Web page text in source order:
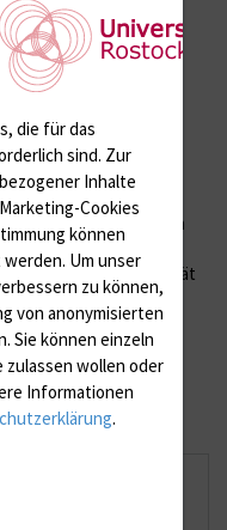
startet
"Garten und
im Hörsaal Arno Esch
des Botanischen
Botanik und Biodiversität
Zuhörer unter…
die für das
sind. Zur
Inhalte
Cookies
können
Um unser
zu können,
von anonymisierten
Sie können einzeln
zulassen wollen oder
Informationen
.